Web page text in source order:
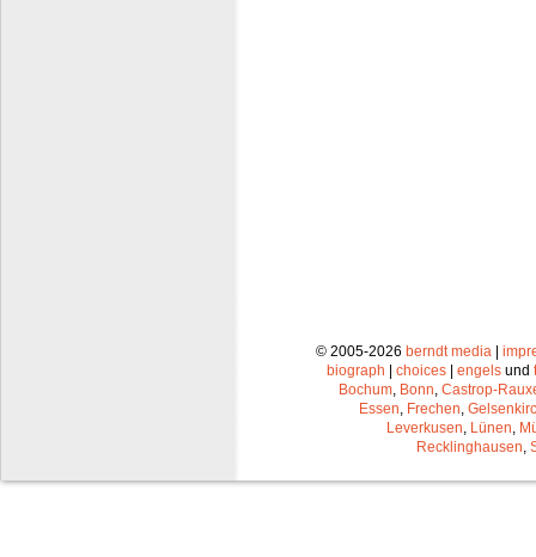
© 2005-2026 berndt media |
biograph | choices | engels und
Bochum Bonn Castrop-
Essen Frechen
Leverkusen Lünen
Recklinghausen